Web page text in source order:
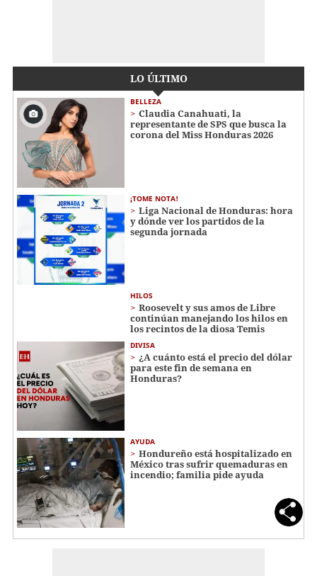
LO ÚLTIMO
BELLEZA
Claudia Canahuati, la
representante de SPS que busca la
corona del Miss Honduras 2026
¡TOME NOTA!
Liga Nacional de Honduras: hora
y dónde ver los partidos de la
segunda jornada
HILOS
Roosevelt y sus amos de Libre
continúan manejando los hilos en
los recintos de la diosa Temis
DIVISA
¿A cuánto está el precio del dólar
para este fin de semana en
Honduras?
AYUDA
Hondureño está hospitalizado en
México tras sufrir quemaduras en
incendio; familia pide ayuda